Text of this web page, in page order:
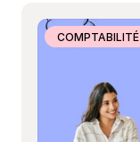
COMPTABILITÉ